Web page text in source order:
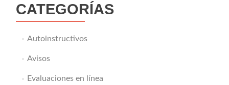
CATEGORÍAS
Autoinstructivos
Avisos
Evaluaciones en línea